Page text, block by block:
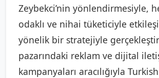
Zeybekci’nin yönlendirmesiyle,
odaklı ve nihai tüketiciyle
yönelik bir stratejiyle
pazarındaki reklam ve dijital
kampanyaları aracılığıyla